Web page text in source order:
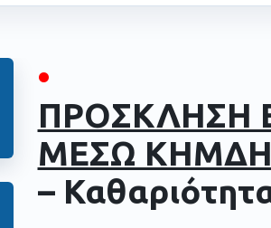
•
ΠΡΟΣΚΛΗΣΗ
ΜΕΣΩ
–